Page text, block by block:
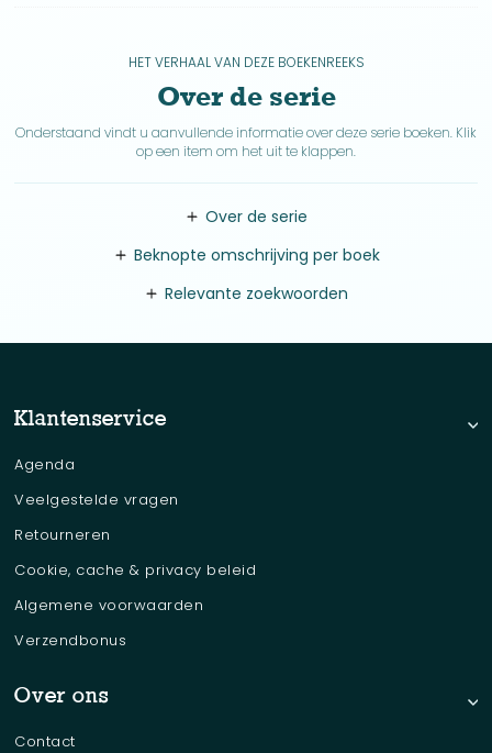
HET VERHAAL VAN DEZE BOEKENREEKS
Over de serie
Onderstaand vindt u aanvullende informatie over deze serie boeken. Klik
op een item om het uit te klappen.
Over de serie
Beknopte omschrijving per boek
Relevante zoekwoorden
Klantenservice
Agenda
Veelgestelde vragen
Retourneren
Cookie, cache & privacy beleid
Algemene voorwaarden
Verzendbonus
Over ons
Contact